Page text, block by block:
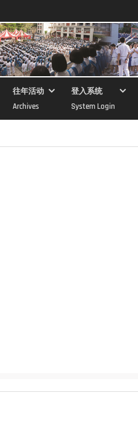
往年活动
Archives
登入系统
System Login